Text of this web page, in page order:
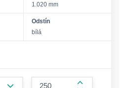
1.020 mm
Odstín
bílá